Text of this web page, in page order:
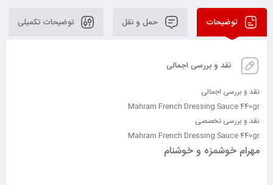
توضیحات حمل و نقل توضیحات تکمیلی
نقد و بررسی اجمالی
نقد و بررسی اجمالی
Mahram French Dressing Sauce 440gr
نقد و بررسی تخصصی
Mahram French Dressing Sauce 440gr
مهرام خوشمزه و خوشنام